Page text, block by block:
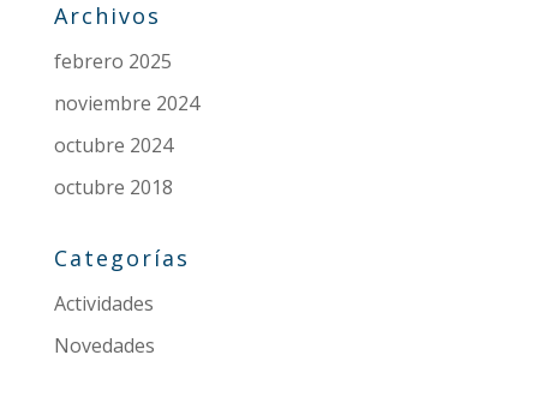
Archivos
febrero 2025
noviembre 2024
octubre 2024
octubre 2018
Categorías
Actividades
Novedades